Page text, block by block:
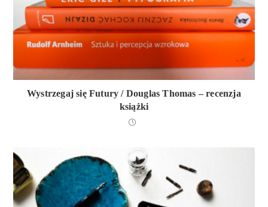
Wystrzegaj się Futury / Douglas Thomas – recenzja
książki